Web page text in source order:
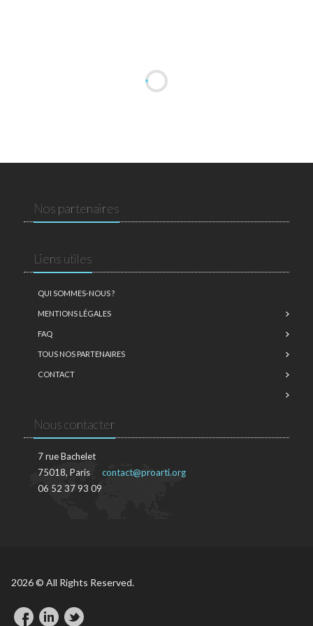
Nos partenaires
Liens utiles
QUI SOMMES-NOUS ?
MENTIONS LÉGALES
FAQ
TOUS NOS PARTENAIRES
CONTACT
Nous contacter
7 rue Bachelet
75018, Paris
06 52 37 93 09
contact@proarti.org
2026 © All Rights Reserved.